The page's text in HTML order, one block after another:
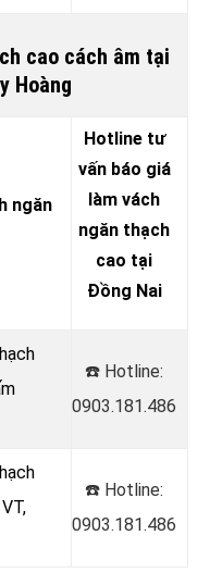
cao cách âm tại
Hoàng
ngăn
Hotline tư
vấn báo giá
làm vách
ngăn thạch
cao tại
Đồng Nai
☎️ Hotline:
0903.181.486
☎️ Hotline:
0903.181.486